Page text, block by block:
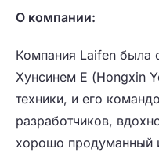
О компании:
Компания Laifen была
Хунсинем Е (Hongxin
техники, и его
разработчиков,
хорошо продуманный